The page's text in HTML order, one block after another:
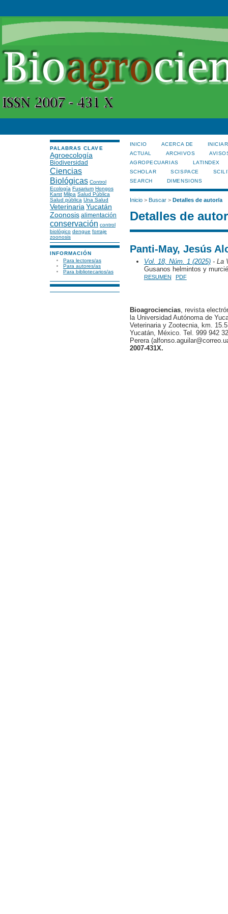
PALABRAS CLAVE
Agroecología
Biodiversidad
Ciencias
Biológicas Control
Ecología Fusarium Hongos
Karst Milpa Salud Pública
Salud pública Una Salud
Veterinaria Yucatán
Zoonosis alimentación
conservación control
biológico dengue forraje
zoonosis
INFORMACIÓN
Para lectores/as
Para autores/as
Para bibliotecarios/as
INICIO ACERCA DE
ACTUAL
ARCHIVOS
AGROPECUARIAS
LATINDEX
SCHOLAR
SCISPACE
SEARCH
DIMENSIONS
Inicio> Buscar> Detalles de autor/a
Detalles de
Panti-May, Jesús
Vol. 18, Núm. 1 (2025)- La
Gusanos helmintos y
RESUMEN PDF
Bioagrociencias, revista
la Universidad Autónoma de
Veterinaria y Zootecnia, km.
Yucatán, México. Tel. 999 942
Perera
2007-431X.